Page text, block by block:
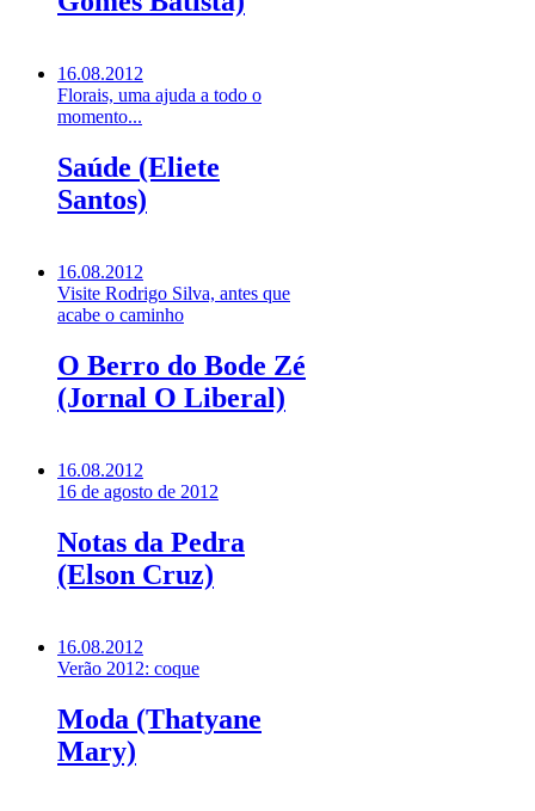
16.08.2012
Florais, uma ajuda a todo o
momento...
Saúde (Eliete
Santos)
16.08.2012
Visite Rodrigo Silva, antes que
acabe o caminho
O Berro do Bode Zé
(Jornal O Liberal)
16.08.2012
16 de agosto de 2012
Notas da Pedra
(Elson Cruz)
16.08.2012
Verão 2012: coque
Moda (Thatyane
Mary)